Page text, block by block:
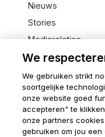
Nieuws
Stories
Mediarelaties
Disclaimer
Algemene
Privacy verklaring
We
We gebruiken strikt
soortgelijke
onze website goed
accepteren" te
onze partners
gebruiken om jou